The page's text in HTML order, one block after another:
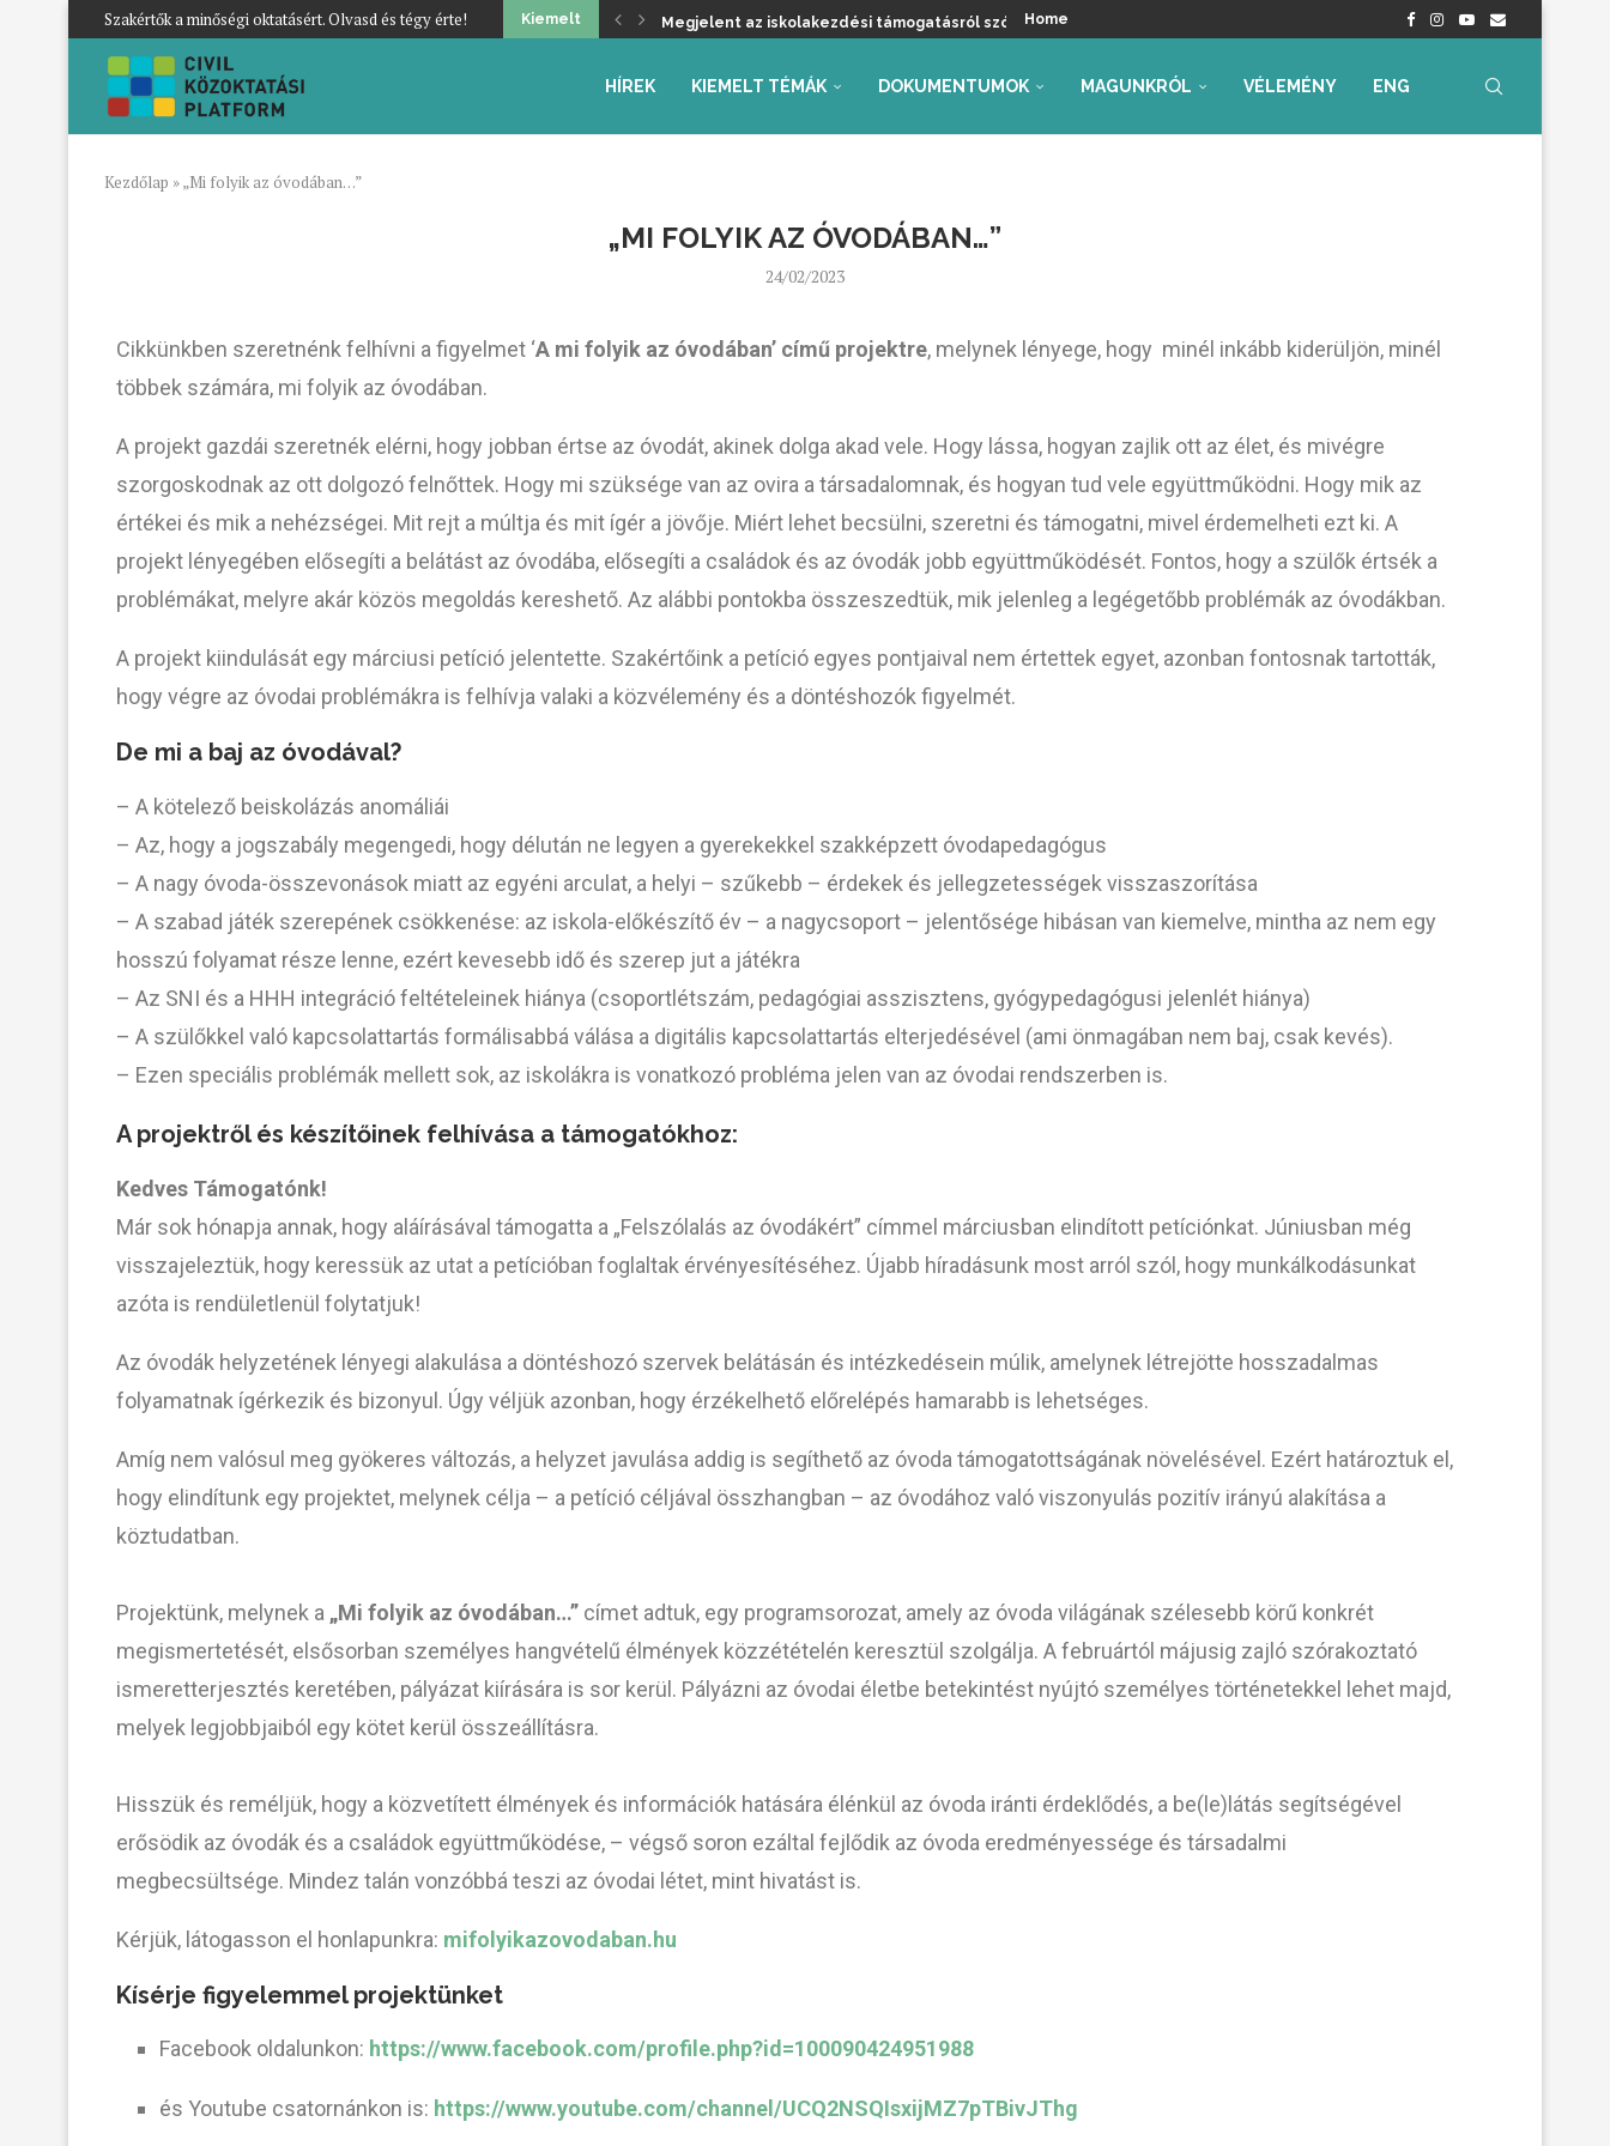
Szakértők a minőségi oktatásért. Olvasd és tégy érte! Kiemelt Megjelent az iskolakezdési támogatásról szóló kormányrendelet – Értékelés...
Home
HÍREK KIEMELT TÉMÁK DOKUMENTUMOK MAGUNKRÓL VÉLEMÉNY ENG
Kezdőlap »„Mi folyik az óvodában…”
„MI FOLYIK AZ ÓVODÁBAN…”
24/02/2023
Cikkünkben szeretnénk felhívni a figyelmet ‘A mi folyik az óvodában’ című projektre, melynek lényege, hogy minél inkább kiderüljön, minél
többek számára, mi folyik az óvodában.
A projekt gazdái szeretnék elérni, hogy jobban értse az óvodát, akinek dolga akad vele. Hogy lássa, hogyan zajlik ott az élet, és mivégre
szorgoskodnak az ott dolgozó felnőttek. Hogy mi szüksége van az ovira a társadalomnak, és hogyan tud vele együttműködni. Hogy mik az
értékei és mik a nehézségei. Mit rejt a múltja és mit ígér a jövője. Miért lehet becsülni, szeretni és támogatni, mivel érdemelheti ezt ki. A
projekt lényegében elősegíti a belátást az óvodába, elősegíti a családok és az óvodák jobb együttműködését. Fontos, hogy a szülők értsék a
problémákat, melyre akár közös megoldás kereshető. Az alábbi pontokba összeszedtük, mik jelenleg a legégetőbb problémák az óvodákban.
A projekt kiindulását egy márciusi petíció jelentette. Szakértőink a petíció egyes pontjaival nem értettek egyet, azonban fontosnak tartották,
hogy végre az óvodai problémákra is felhívja valaki a közvélemény és a döntéshozók figyelmét.
De mi a baj az óvodával?
– A kötelező beiskolázás anomáliái
– Az, hogy a jogszabály megengedi, hogy délután ne legyen a gyerekekkel szakképzett óvodapedagógus
– A nagy óvoda-összevonások miatt az egyéni arculat, a helyi – szűkebb – érdekek és jellegzetességek visszaszorítása
– A szabad játék szerepének csökkenése: az iskola-előkészítő év – a nagycsoport – jelentősége hibásan van kiemelve, mintha az nem egy
hosszú folyamat része lenne, ezért kevesebb idő és szerep jut a játékra
– Az SNI és a HHH integráció feltételeinek hiánya (csoportlétszám, pedagógiai asszisztens, gyógypedagógusi jelenlét hiánya)
– A szülőkkel való kapcsolattartás formálisabbá válása a digitális kapcsolattartás elterjedésével (ami önmagában nem baj, csak kevés).
– Ezen speciális problémák mellett sok, az iskolákra is vonatkozó probléma jelen van az óvodai rendszerben is.
A projektről és készítőinek felhívása a támogatókhoz:
Kedves Támogatónk!
Már sok hónapja annak, hogy aláírásával támogatta a „Felszólalás az óvodákért” címmel márciusban elindított petíciónkat. Júniusban még
visszajeleztük, hogy keressük az utat a petícióban foglaltak érvényesítéséhez. Újabb híradásunk most arról szól, hogy munkálkodásunkat
azóta is rendületlenül folytatjuk!
Az óvodák helyzetének lényegi alakulása a döntéshozó szervek belátásán és intézkedésein múlik, amelynek létrejötte hosszadalmas
folyamatnak ígérkezik és bizonyul. Úgy véljük azonban, hogy érzékelhető előrelépés hamarabb is lehetséges.
Amíg nem valósul meg gyökeres változás, a helyzet javulása addig is segíthető az óvoda támogatottságának növelésével. Ezért határoztuk el,
hogy elindítunk egy projektet, melynek célja – a petíció céljával összhangban – az óvodához való viszonyulás pozitív irányú alakítása a
köztudatban.
Projektünk, melynek a „Mi folyik az óvodában…” címet adtuk, egy programsorozat, amely az óvoda világának szélesebb körű konkrét
megismertetését, elsősorban személyes hangvételű élmények közzétételén keresztül szolgálja. A februártól májusig zajló szórakoztató
ismeretterjesztés keretében, pályázat kiírására is sor kerül. Pályázni az óvodai életbe betekintést nyújtó személyes történetekkel lehet majd,
melyek legjobbjaiból egy kötet kerül összeállításra.
Hisszük és reméljük, hogy a közvetített élmények és információk hatására élénkül az óvoda iránti érdeklődés, a be(le)látás segítségével
erősödik az óvodák és a családok együttműködése, – végső soron ezáltal fejlődik az óvoda eredményessége és társadalmi
megbecsültsége. Mindez talán vonzóbbá teszi az óvodai létet, mint hivatást is.
Kérjük, látogasson el honlapunkra: mifolyikazovodaban.hu
Kísérje figyelemmel projektünket
Facebook oldalunkon: https://www.facebook.com/profile.php?id=100090424951988
és Youtube csatornánkon is: https://www.youtube.com/channel/UCQ2NSQIsxijMZ7pTBivJThg